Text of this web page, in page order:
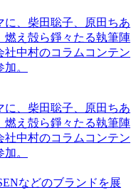
に、柴田聡子、原田ちあ
燃え殻ら錚々たる執筆陣
社中村のコラムコンテン
。
に、柴田聡子、原田ちあ
燃え殻ら錚々たる執筆陣
社中村のコラムコンテン
。
などのブランドを展